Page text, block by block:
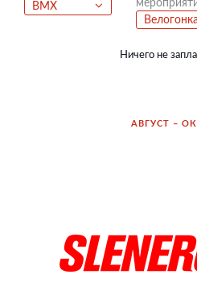
BMX
Велогонка
Ничего не
АВГУСТ –